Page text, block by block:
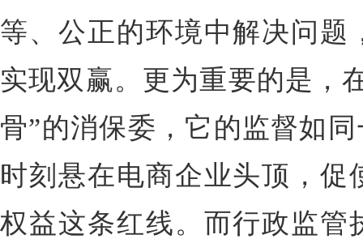
等、公正的环境中解决问题
实现双赢。更为重要的是，
骨”的消保委，它的监督如
时刻悬在电商企业头顶，促
权益这条红线。而行政监管